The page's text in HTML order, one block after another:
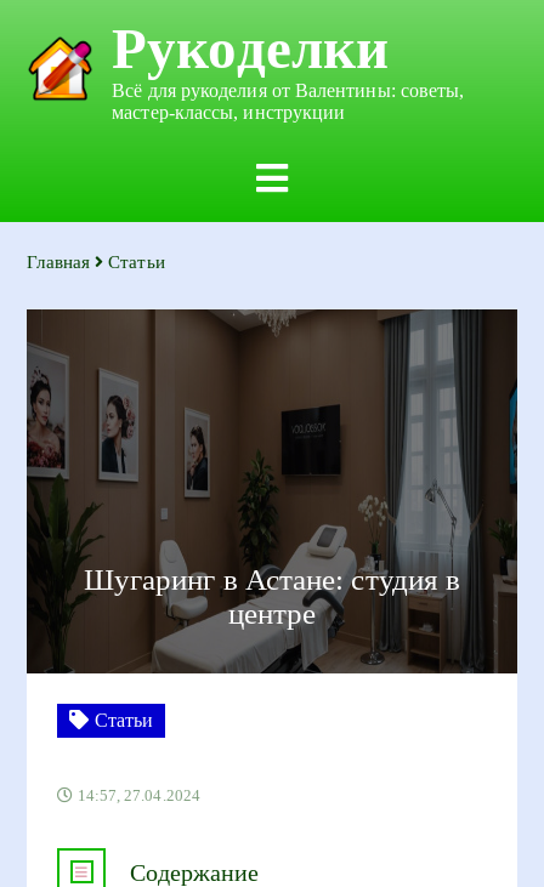
Рукоделки
Всё для рукоделия от Валентины: советы,
мастер-классы, инструкции
Главная Статьи
Шугаринг в Астане: студия в
центре
Статьи
14:57, 27.04.2024
Содержание